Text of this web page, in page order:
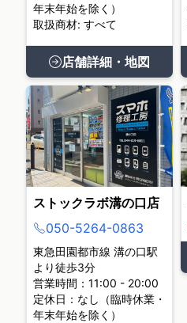
年末年始を除く）
取扱商材: すべて
店舗詳細・地図
ストックラボ溝の口店
050-5264-0863
東急田園都市線 溝の口駅
より徒歩3分
営業時間：11:00 - 20:00
定休日：なし（臨時休業・
年末年始を除く）